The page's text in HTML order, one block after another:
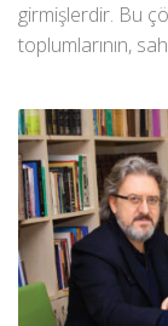
girmişlerdir. Bu
toplumlarının,